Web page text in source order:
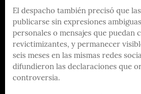
El despacho también precisó que
publicarse sin expresiones
personales o mensajes que puedan
revictimizantes, y permanecer
seis meses en las mismas redes
difundieron las declaraciones que
controversia.